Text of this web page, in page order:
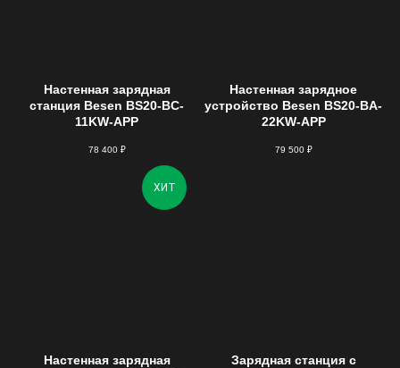
Настенная зарядная
станция Besen BS20-BC-
11KW-APP
78 400 ₽
Настенная зарядное
устройство Besen BS20-BA-
22KW-APP
79 500 ₽
ХИТ
Настенная зарядная
Зарядная станция с